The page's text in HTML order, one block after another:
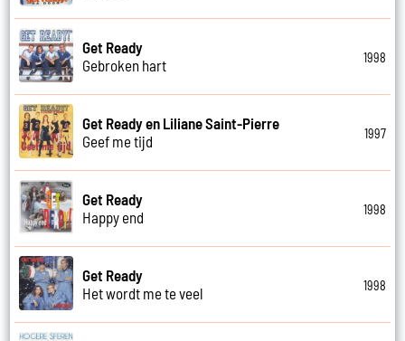
Get Ready
Gebroken hart
1998
Get Ready en Liliane Saint-Pierre
Geef me tijd
1997
Get Ready
Happy end
1998
Get Ready
Het wordt me te veel
1998